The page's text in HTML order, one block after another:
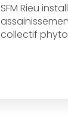
SFM Rieu
collectif